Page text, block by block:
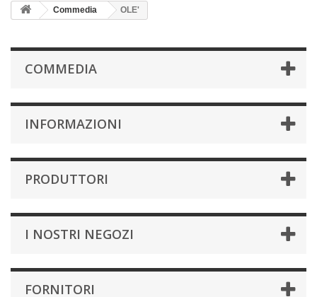
Commedia OLE'
COMMEDIA
INFORMAZIONI
PRODUTTORI
I NOSTRI NEGOZI
FORNITORI